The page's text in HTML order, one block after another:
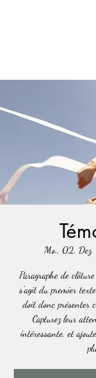
Mo., 02. Dez.
Paragraphe de
s'agit du premier
doit donc présenter
Capturez leur
intéressante, et